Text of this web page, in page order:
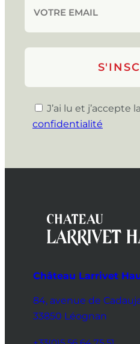
J’ai lu et j’accepte la
confidentialité
Château Larrivet
84, avenue de
33850 Léognan